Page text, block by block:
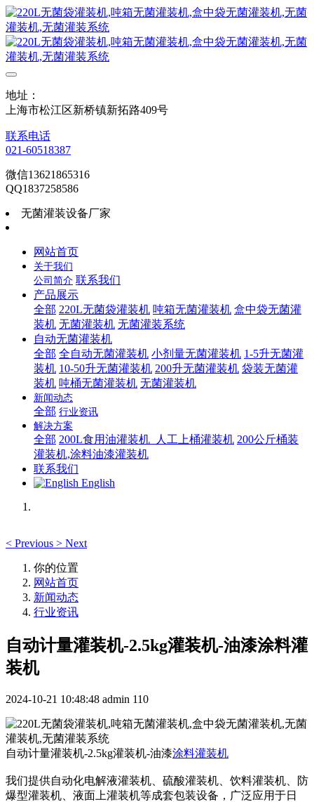
地址：
上海市松江区新桥镇新拓路409号
联系电话
021-60518387
微信13621865316
QQ1837258586
无菌灌装设备厂家
网站首页
关于我们
公司简介 联系我们
产品展示
全部 220L无菌袋灌装机 吨箱无菌灌装机 盒中袋无菌灌
装机 无菌灌装机 无菌灌装系统
自动无菌灌装机
全部 全自动无菌灌装机 小剂量无菌灌装机 1-5升无菌灌
装机 10-50升无菌灌装机 200升无菌灌装机 袋装无菌灌
装机 吨桶无菌灌装机 无菌灌装机
新闻动态
全部 行业资讯
解决方案
全部 200L食用油灌装机_人工上桶灌装机 200公斤桶装
灌装机,涂料油漆灌装机
联系我们
English
< Previous > Next
你的位置
网站首页
新闻动态
行业资讯
自动计量灌装机-2.5kg灌装机-油漆涂料灌
装机
2024-10-21 10:48:48 admin 110
自动计量灌装机-2.5kg灌装机-油漆涂料灌装机
我们提供自动化电解液灌装机、硫酸灌装机、饮料灌装机、防
爆型灌装机、液面上灌装机等成套包装设备，广泛应用于日